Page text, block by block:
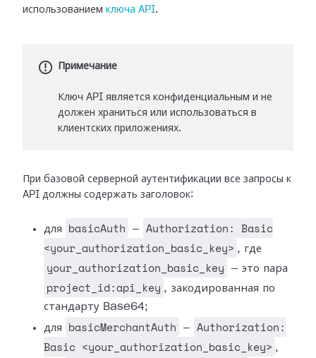
использованием ключа API.
Примечание
Ключ API является конфиденциальным и не
должен храниться или использоваться в
клиентских приложениях.
При базовой серверной аутентификации все запросы к
API должны содержать заголовок:
для basicAuth —
Authorization: Basic
<your_authorization_basic_key> , где
your_authorization_basic_key — это пара
project_id:api_key , закодированная по
стандарту Base64;
для
basicMerchantAuth —
Authorization:
Basic <your_authorization_basic_key> ,